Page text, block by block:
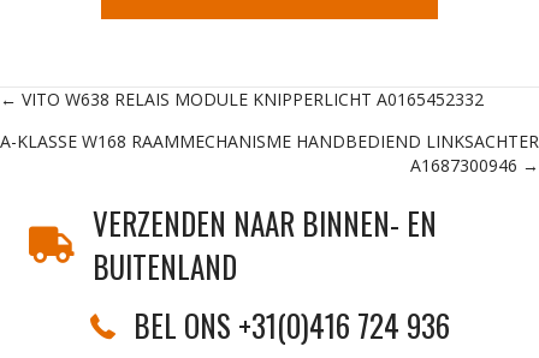
Posts
navigation
← VITO W638 RELAIS MODULE KNIPPERLICHT A0165452332
A-KLASSE W168 RAAMMECHANISME HANDBEDIEND LINKSACHTER
A1687300946 →
VERZENDEN NAAR BINNEN- EN
BUITENLAND
BEL ONS +31(0)416 724 936